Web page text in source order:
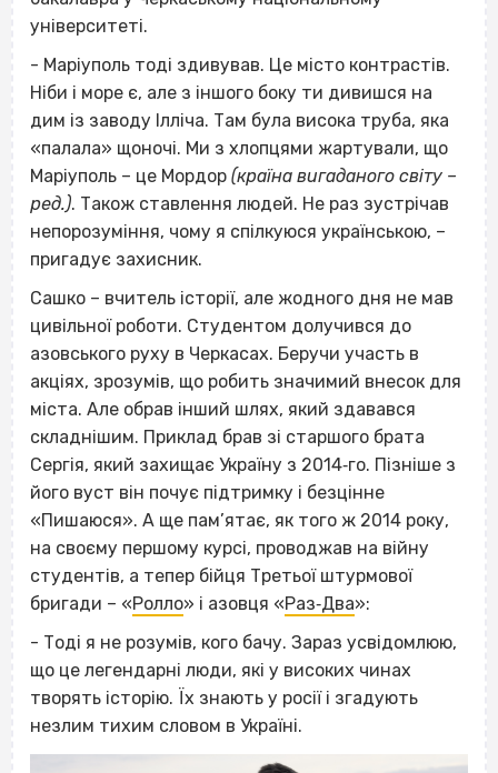
університеті.
- Маріуполь тоді здивував. Це місто контрастів.
Ніби і море є, але з іншого боку ти дивишся на
дим із заводу Ілліча. Там була висока труба, яка
«палала» щоночі. Ми з хлопцями жартували, що
Маріуполь – це Мордор (країна вигаданого світу –
ред.). Також ставлення людей. Не раз зустрічав
непорозуміння, чому я спілкуюся українською, –
пригадує захисник.
Сашко – вчитель історії, але жодного дня не мав
цивільної роботи. Студентом долучився до
азовського руху в Черкасах. Беручи участь в
акціях, зрозумів, що робить значимий внесок для
міста. Але обрав інший шлях, який здавався
складнішим. Приклад брав зі старшого брата
Сергія, який захищає Україну з 2014‐го. Пізніше з
його вуст він почує підтримку і безцінне
«Пишаюся». А ще пам’ятає, як того ж 2014 року,
на своєму першому курсі, проводжав на війну
студентів, а тепер бійця Третьої штурмової
бригади – «Ролло» і азовця «Раз‐Два»:
- Тоді я не розумів, кого бачу. Зараз усвідомлюю,
що це легендарні люди, які у високих чинах
творять історію. Їх знають у росії і згадують
незлим тихим словом в Україні.